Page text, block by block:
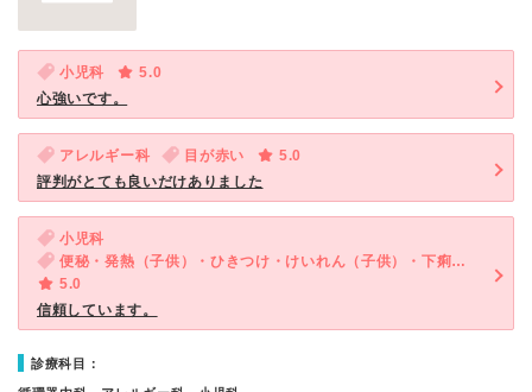
小児科
5.0
心強いです。
アレルギー科 目が赤い
5.0
評判がとても良いだけありました
小児科
便秘・発熱（子供）・ひきつけ・けいれん（子供）・下痢（子供）
5.0
信頼しています。
診療科目：